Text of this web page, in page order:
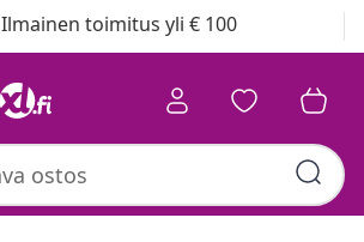
Ilmainen toimitus yli € 100